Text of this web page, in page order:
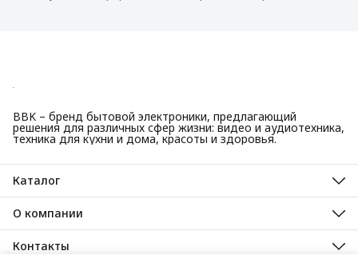
BBK – бренд бытовой электроники, предлагающий
решения для различных сфер жизни: видео и аудиотехника,
техника для кухни и дома, красоты и здоровья.
Каталог
Красота и здоровье
Техника для кухни
Техника для дома
ТВ, аудио, видео
О компании
О нас
Гарантийные обязательства
Контакты